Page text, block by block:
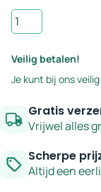
Forma
cm
-
serie
Sample
handvorm
appelgroen
13x13
cm
serie
aantal
Veilig betalen!
Je kunt bij ons
Gratis
Vrijwel alles
Scherpe
Altijd een